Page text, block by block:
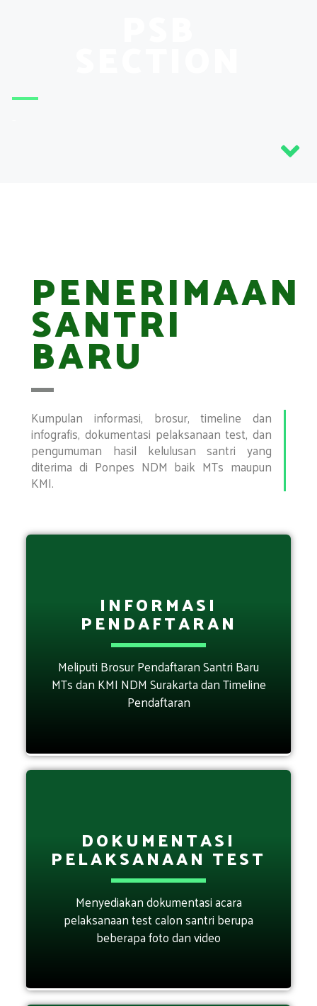
PENERIMAAN
SANTRI
BARU
Kumpulan informasi, brosur, timeline dan
infografis, dokumentasi pelaksanaan test, dan
pengumuman hasil kelulusan santri yang
diterima di Ponpes NDM baik MTs maupun
KMI.
INFORMASI
PENDAFTARAN
Meliputi Brosur Pendaftaran Santri Baru
MTs dan KMI NDM Surakarta dan Timeline
Pendaftaran
DOKUMENTASI
PELAKSANAAN TEST
Menyediakan dokumentasi acara
pelaksanaan test calon santri berupa
beberapa foto dan video